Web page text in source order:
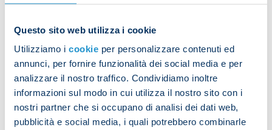
Questo sito web utilizza i cookie
Utilizziamo i cookie per personalizzare contenuti ed
annunci, per fornire funzionalità dei social media e per
analizzare il nostro traffico. Condividiamo inoltre
informazioni sul modo in cui utilizza il nostro sito con i
nostri partner che si occupano di analisi dei dati web,
pubblicità e social media, i quali potrebbero combinarle
OLIVERA Mathias
OSTIGARD Leo
JESUS Juan
RRAHMANI Amir